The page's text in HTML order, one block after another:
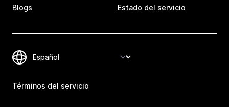
Blogs Estado del servicio
Términos del servicio